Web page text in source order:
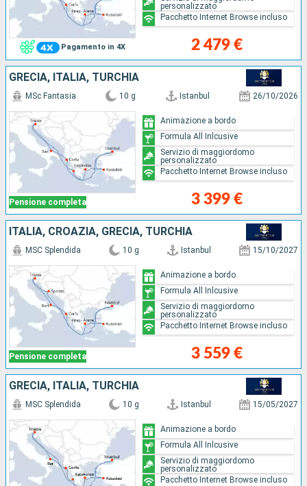
Pagamento in 4X 2 479 €
personalizzato
Pacchetto Internet Browse incluso
GRECIA, ITALIA, TURCHIA
Pensione completa
MSc Fantasia 10 g Istanbul 26/10/2026
3 399 €
Animazione a bordo
Formula All Inlcusive
Servizio di maggiordomo
personalizzato
Pacchetto Internet Browse incluso
ITALIA, CROAZIA, GRECIA, TURCHIA
Pensione completa
MSC Splendida 10 g Istanbul 15/10/2027
3 559 €
Animazione a bordo
Formula All Inlcusive
Servizio di maggiordomo
personalizzato
Pacchetto Internet Browse incluso
GRECIA, ITALIA, TURCHIA
MSC Splendida 10 g Istanbul 15/05/2027
Animazione a bordo
Formula All Inlcusive
Servizio di maggiordomo
personalizzato
Pacchetto Internet Browse incluso